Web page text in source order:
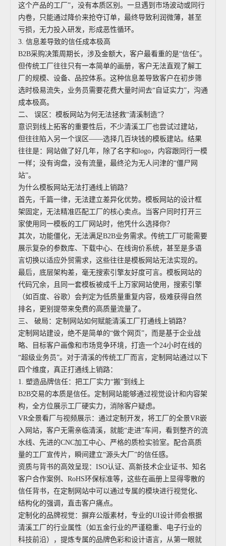
这个产品的工厂”，没有本质区别。一旦遇到市场波动或同行
内卷，只能通过降价来抢夺订单，最终导致利润微薄，甚至
亏损，无力投入研发，形成恶性循环。
3. 信息差导致的信任成本极高
B2B采购决策周期长，涉及金额大，客户最看重的是“信任”。
但传统工厂往往只有一本简单的画册，客户无法直观了解工
厂的规模、设备、品控体系。这种信息差导致客户在初步筛
选时极易流失，业务员需要花费大量时间去“自证实力”，沟通
成本极高。
二、 误区：模板网站为何无法拯救“清溪制造”？
意识到线上拓客的重要性后，不少清溪工厂也尝试过建站，
但往往陷入另一个误区——选择几百块钱的模板建站。结果
往往是：网站做了好几年，除了名字和logo，内容跟同行一模
一样；没有询盘，没有流量，最终沦为无人问津的“僵尸网
站”。
为什么模板网站无法打通线上销路？
首先，千篇一律，无法建立差异化优势。模板网站的设计框
架固定，无法精准匹配工厂的核心卖点。当客户同时打开三
家使用同一模板的工厂网站时，他凭什么选择你？
其次，功能僵化，无法满足B2B业务需求。传统工厂可能需要
展示复杂的参数库、下载中心、在线询价系统，甚至是多语
言切换以适应外贸需求，这些往往是模板网站无法实现的。
最后，底层架构差，毫无搜索引擎友好度可言。模板网站的
代码冗余，且同一套模板被成千上万家网站使用，搜索引擎
（如百度、谷歌）会判定为低质量重复内容，极难获得自然
排名，更别提带来免费的高质量流量了。
三、 破局：定制网站如何赋能清溪工厂打通线上销路？
定制网站建设，绝不是简单的“做个网页”，而是基于企业战
略、目标客户画像和市场竞争环境，打造一个24小时在线的
“超级业务员”。对于清溪的传统工厂而言，定制网站通过以下
四个维度，真正打通线上销路：
1. 塑造品牌信任：把工厂实力“搬”到线上
B2B交易的本质是信任。定制网站能够通过视觉设计和内容架
构，全方位展示工厂硬实力，消除客户疑虑。
VR全景看厂与视频展示：通过定制开发，将工厂的全景VR嵌
入网站，客户无需亲临清溪，就能“走进”车间，看到整齐的流
水线、先进的CNC加工中心、严格的质检实验室。配合高质
量的工厂宣传片，瞬间建立“源头大厂”的信任感。
资质与背书的高效呈现：ISO认证、高新技术企业证书、知名
客户合作案例、RoHS环保标准等，这些在画册上显得零散的
信任背书，在定制网站中可以通过专属的模块进行视觉化、
结构化的强调，直击客户痛点。
定制化的品牌视觉：摒弃公版素材，专业的UI设计师会根据
清溪工厂的行业属性（如五金行业的严谨稳重、电子行业的
科技前沿），提炼专属的品牌色彩和设计语言，从第一眼就